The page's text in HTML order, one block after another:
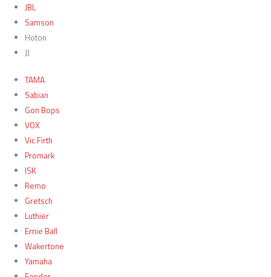
JBL
Samson
Hoton
JJ
TAMA
Sabian
Gon Bops
VOX
Vic Firth
Promark
ISK
Remo
Gretsch
Luthier
Ernie Ball
Wakertone
Yamaha